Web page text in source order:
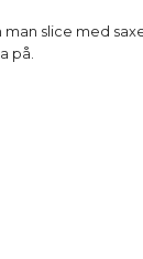
slice med
på.